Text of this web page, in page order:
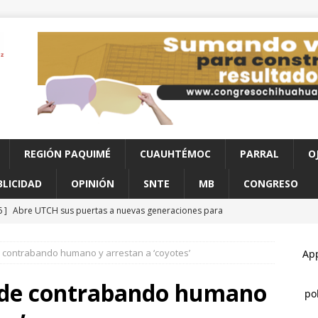
REGIÓN PAQUIMÉ CUAUHTÉMOC PARRAL
OPINIÓN SNTE MB CONGRESO
] Abre UTCH sus puertas a nuevas generaciones para
] Reglas claras consolidarían la unidad en el PAN: Rafa Loera
humano y arrestan a ‘coyotes’
contrabando humano